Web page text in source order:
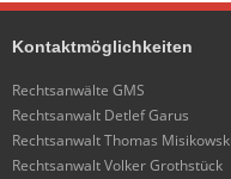
Kontaktmöglichkeiten
Rechtsanwälte GMS
Rechtsanwalt Detlef Garus
Rechtsanwalt Thomas
Rechtsanwalt Volker Grothstück